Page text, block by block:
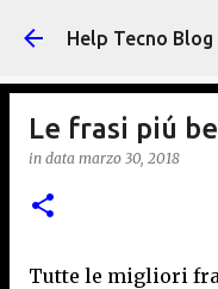
Passa
Help Tecno
Le frasi piú
in data marzo 30, 2018
Tutte le migliori